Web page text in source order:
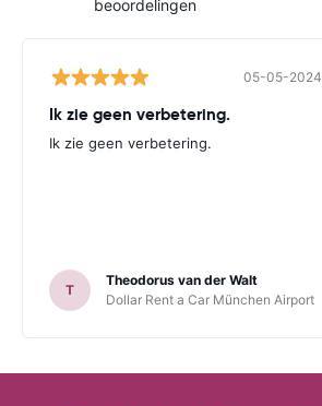
beoordelingen
05-05-2024
Ik zie geen verbetering.
Ik zie geen verbetering.
T
Theodorus van der Walt
Dollar Rent a Car München Airport